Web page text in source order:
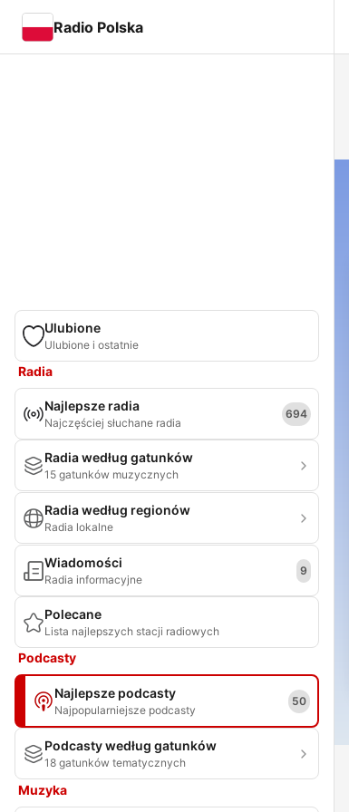
Radio Polska
Ulubione
Ulubione i ostatnie
Radia
Najlepsze radia
Najczęściej słuchane radia
694
Radia według gatunków
15 gatunków muzycznych
Radia według regionów
Radia lokalne
Wiadomości
Radia informacyjne
9
Polecane
Lista najlepszych stacji radiowych
Podcasty
Najlepsze podcasty
Najpopularniejsze podcasty
50
Podcasty według gatunków
18 gatunków tematycznych
Muzyka